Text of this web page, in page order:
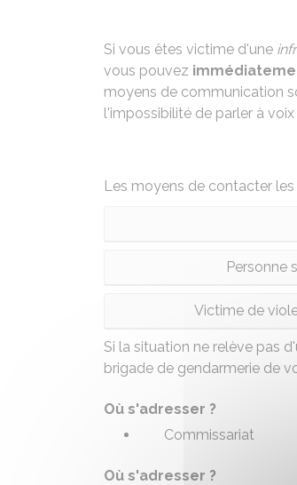
Si vous êtes victime d'une
vous pouvez
moyens de communication
l'impossibilité de parler à voix
Les moyens de contacter
Personne
Victime de
Si la situation ne relève pas
brigade de gendarmerie de
Où s'adresser ?
Commissariat
Où s'adresser ?